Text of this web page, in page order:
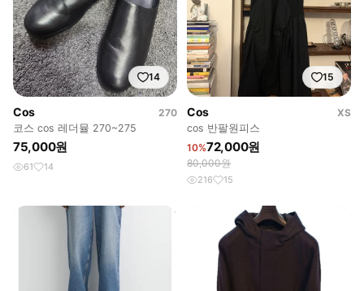
14
Cos
270
코스 cos 레더뮬 270~275
75,000원
61 14
15
Cos
XS
cos 반팔원피스
10%72,000원
80,000원
216 15